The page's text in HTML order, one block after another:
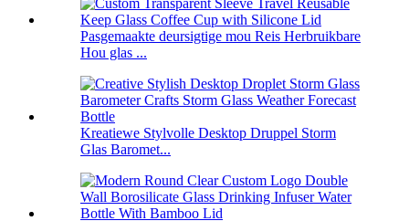
Pasgemaakte deursigtige mou Reis Herbruikbare
Hou glas ...
Kreatiewe Stylvolle Desktop Druppel Storm
Glas Baromet...